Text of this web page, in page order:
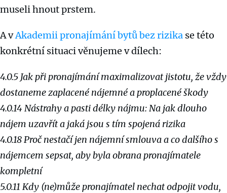
museli hnout prstem.
A vAkademii pronajímání bytů bez rizika se této
konkrétní situaci věnujeme v dílech:
4.0.5 Jak při pronajímání maximalizovat jistotu, že vždy
dostaneme zaplacené nájemné a proplacené škody
4.0.14 Nástrahy a pasti délky nájmu: Na jak dlouho
nájem uzavřít a jaká jsou s tím spojená rizika
4.0.18 Proč nestačí jen nájemní smlouva a co dalšího s
nájemcem sepsat, aby byla obrana pronajímatele
kompletní
5.0.11 Kdy (ne)může pronajímatel nechat odpojit vodu,